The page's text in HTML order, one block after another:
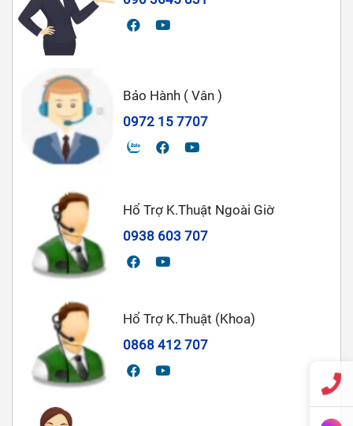
Bảo Hành ( Vân )
0972 15 7707
Hổ Trợ K.Thuật Ngoài Giờ
0938 603 707
Hổ Trợ K.Thuật (Khoa)
0868 412 707